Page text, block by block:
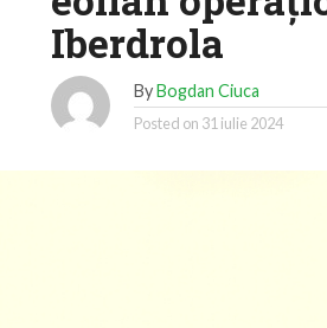
Iberdrola
ByBogdan Ciuca
Posted on 31 iulie 2024